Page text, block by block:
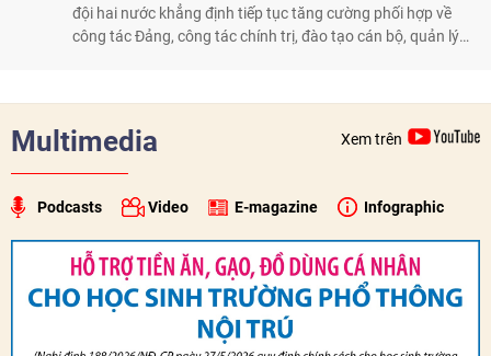
đội hai nước khẳng định tiếp tục tăng cường phối hợp về
công tác Đảng, công tác chính trị, đào tạo cán bộ, quản lý
Multimedia Xem trên
Podcasts Video E-magazine Infographic